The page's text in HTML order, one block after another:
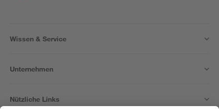
Wissen & Service
Unternehmen
Nützliche Links